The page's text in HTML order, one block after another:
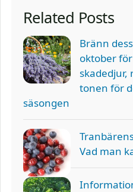
Related Posts
Bränn
oktober
skadedjur,
tonen för
säsongen
Vad man